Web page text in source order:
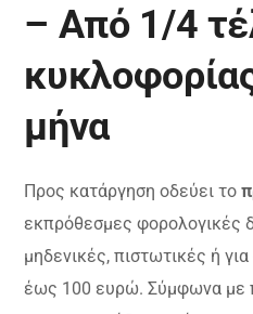
– Από 1/4
μήνα
Προς κατάργηση οδεύει το
εκπρόθεσμες φορολογικές
μηδενικές, πιστωτικές ή
έως 100 ευρώ. Σύμφωνα με